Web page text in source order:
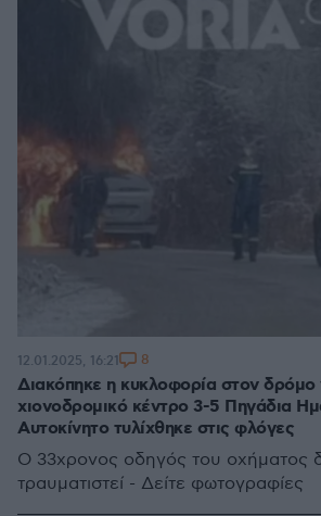
Διακόπηκε η κυκλοφορία στον δρόμο
χιονοδρομικό κέντρο 3-5 Πηγάδια
Αυτοκίνητο τυλίχθηκε στις φλόγες
Ο 33χρονος οδηγός του οχήματος
τραυματιστεί - Δείτε φωτογραφίες
12.01.2025, 16:21 8